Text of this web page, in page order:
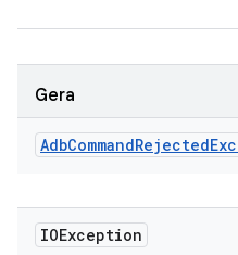
Gera
AdbCommandRejected
IOException